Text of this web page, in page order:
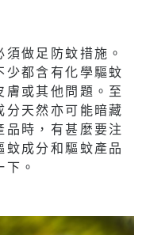
做足防蚊措施。
少都含有化學驅蚊
膚或其他問題。至
分天然亦可能暗藏
品時，有甚麼要注
蚊成分和驅蚊產品
。